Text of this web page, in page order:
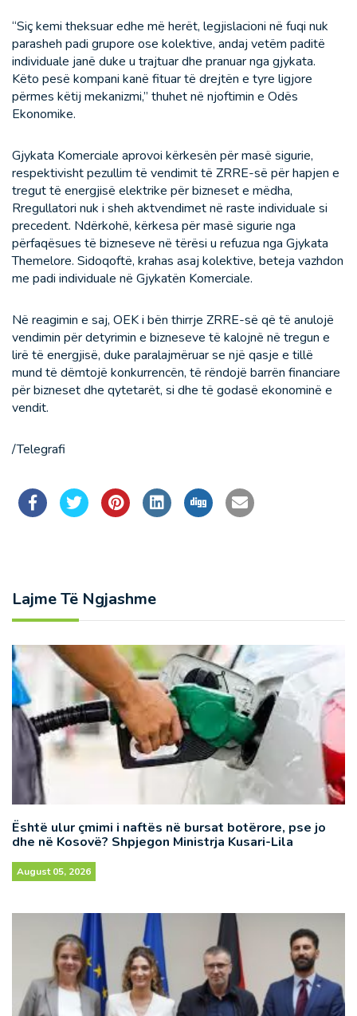
“Siç kemi theksuar edhe më herët, legjislacioni në fuqi nuk
parasheh padi grupore ose kolektive, andaj vetëm paditë
individuale janë duke u trajtuar dhe pranuar nga gjykata.
Këto pesë kompani kanë fituar të drejtën e tyre ligjore
përmes këtij mekanizmi,” thuhet në njoftimin e Odës
Ekonomike.
Gjykata Komerciale aprovoi kërkesën për masë sigurie,
respektivisht pezullim të vendimit të ZRRE-së për hapjen e
tregut të energjisë elektrike për bizneset e mëdha,
Rregullatori nuk i sheh aktvendimet në raste individuale si
precedent. Ndërkohë, kërkesa për masë sigurie nga
përfaqësues të bizneseve në tërësi u refuzua nga Gjykata
Themelore. Sidoqoftë, krahas asaj kolektive, beteja vazhdon
me padi individuale në Gjykatën Komerciale.
Në reagimin e saj, OEK i bën thirrje ZRRE-së që të anulojë
vendimin për detyrimin e bizneseve të kalojnë në tregun e
lirë të energjisë, duke paralajmëruar se një qasje e tillë
mund të dëmtojë konkurrencën, të rëndojë barrën financiare
për bizneset dhe qytetarët, si dhe të godasë ekonominë e
vendit.
/Telegrafi
Lajme Të Ngjashme
Është ulur çmimi i naftës në bursat botërore, pse jo
dhe në Kosovë? Shpjegon Ministrja Kusari-Lila
August 05, 2026